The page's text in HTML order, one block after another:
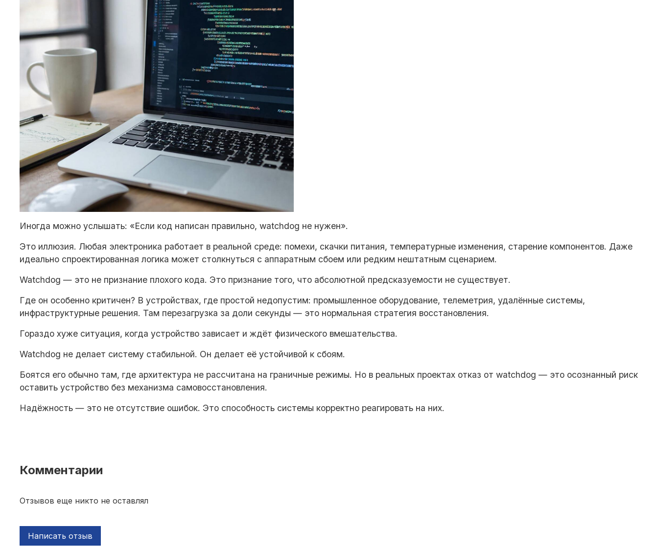
Иногда можно услышать: «Если код написан правильно, watchdog не нужен».
Это иллюзия. Любая электроника работает в реальной среде: помехи, скачки питания, температурные изменения, старение компонентов. Даже
идеально спроектированная логика может столкнуться с аппаратным сбоем или редким нештатным сценарием.
Watchdog — это не признание плохого кода. Это признание того, что абсолютной предсказуемости не существует.
Где он особенно критичен? В устройствах, где простой недопустим: промышленное оборудование, телеметрия, удалённые системы,
инфраструктурные решения. Там перезагрузка за доли секунды — это нормальная стратегия восстановления.
Гораздо хуже ситуация, когда устройство зависает и ждёт физического вмешательства.
Watchdog не делает систему стабильной. Он делает её устойчивой к сбоям.
Боятся его обычно там, где архитектура не рассчитана на граничные режимы. Но в реальных проектах отказ от watchdog — это осознанный риск
оставить устройство без механизма самовосстановления.
Надёжность — это не отсутствие ошибок. Это способность системы корректно реагировать на них.
Комментарии
Отзывов еще никто не оставлял
Написать отзыв